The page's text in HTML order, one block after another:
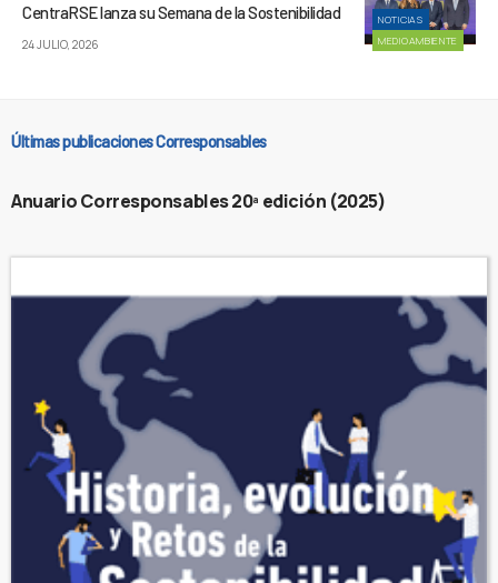
NOTICIAS
MEDIOAMBIENTE
CentraRSE lanza su Semana de la Sostenibilidad
24 JULIO, 2026
Últimas publicaciones Corresponsables
Anuario Corresponsables 20ª edición (2025)